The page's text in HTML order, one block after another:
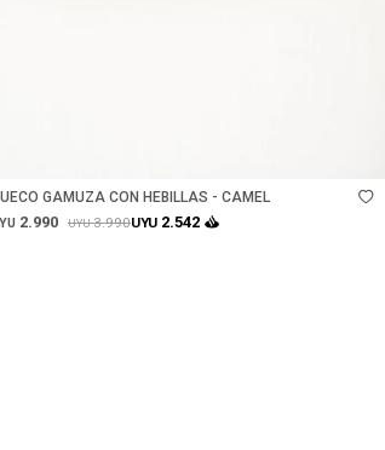
GAMUZA CON HEBILLAS - CAMEL
2.990 UYU3.990UYU 2.542